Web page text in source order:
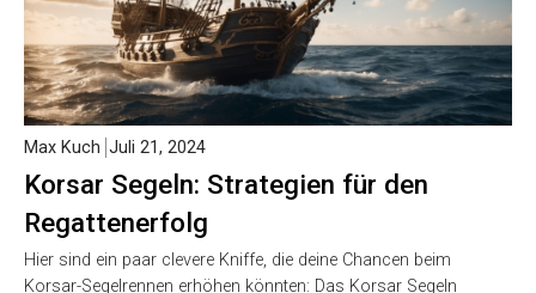
Korsar Segeln: Strategien für den
Regattenerfolg
Max Kuch Juli 21, 2024
Hier sind ein paar clevere Kniffe, die deine Chancen beim
Korsar-Segelrennen erhöhen könnten: Das Korsar Segeln